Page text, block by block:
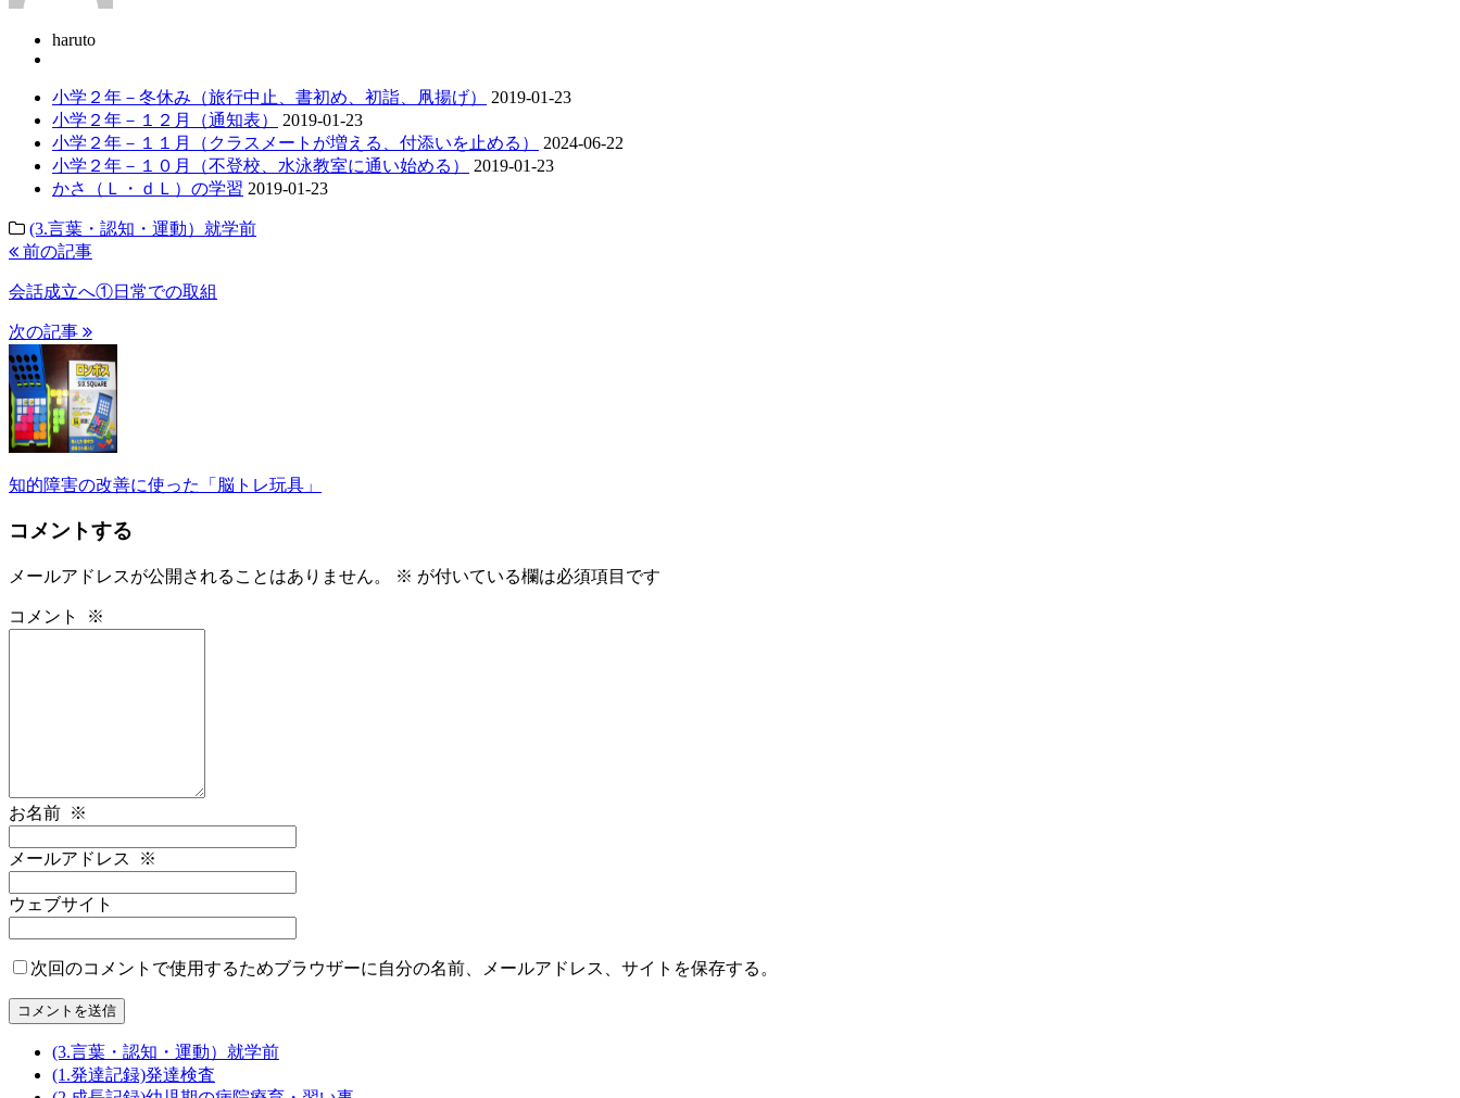
haruto
小学２年－冬休み（旅行中止、書初め、初詣、凧揚げ）
2019-01-23
小学２年－１２月（通知表）
2019-01-23
小学２年－１１月（クラスメートが増える、付添いを止める）
2024-06-22
小学２年－１０月（不登校、水泳教室に通い始める）
2019-01-23
かさ（Ｌ・ｄＬ）の学習 2019-01-23
(3.言葉・認知・運動）就学前
前の記事
会話成立へ①日常での取組
次の記事
知的障害の改善に使った「脳トレ玩具」
コメントする
メールアドレスが公開されることはありません。 ※ が付いている欄は必須項目です
コメント ※
お名前 ※
メールアドレス ※
ウェブサイト
次回のコメントで使用するためブラウザーに自分の名前、メールアドレス、サイトを保存する。
(3.言葉・認知・運動）就学前
(1.発達記録)発達検査